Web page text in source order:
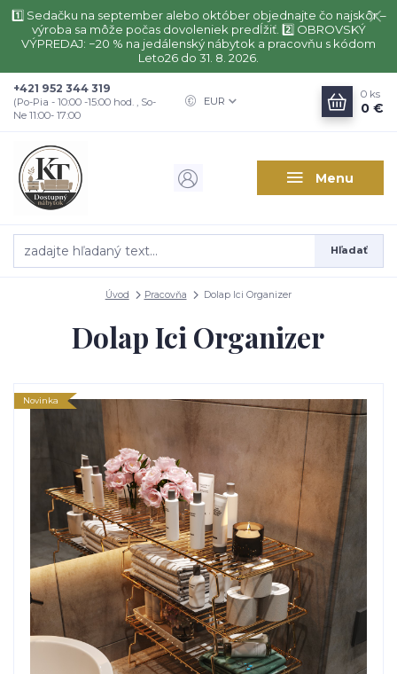
1️⃣ Sedačku na september alebo október objednajte čo najskôr –
výroba sa môže počas dovoleniek predĺžiť. 2️⃣ OBROVSKÝ
VÝPREDAJ: −20 % na jedálenský nábytok a pracovňu s kódom
Leto26 do 31. 8. 2026.
Menu
EUR
Hľadať
+421 952 344 319
(Po-Pia - 10:00 -15:00 hod. , So-
Ne 11:00- 17:00
0 ks
0 €
Úvod Pracovňa Dolap Ici Organizer
Dolap Ici Organizer
Novinka